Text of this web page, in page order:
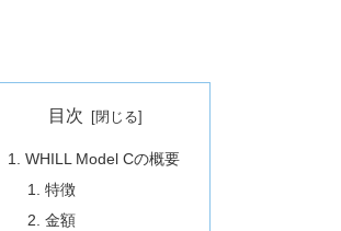
目次
WHILL Model Cの概要
特徴
金額